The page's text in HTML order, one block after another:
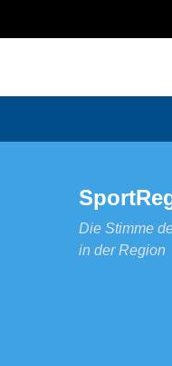
Die Stimme
in der Region